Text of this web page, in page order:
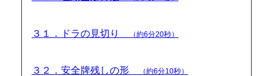
３１．ドラの見切り （約6分20秒）
３２．安全牌残しの形 （約6分10秒）